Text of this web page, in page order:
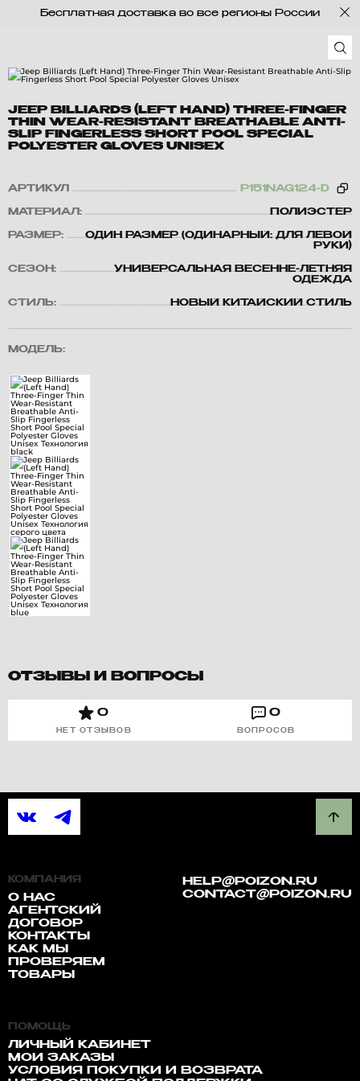
Бесплатная доставка во все регионы России
JEEP BILLIARDS (LEFT HAND) THREE-FINGER
THIN WEAR-RESISTANT BREATHABLE ANTI-
SLIP FINGERLESS SHORT POOL SPECIAL
POLYESTER GLOVES UNISEX
АРТИКУЛ P151NAG124-D
МАТЕРИАЛ: ПОЛИЭСТЕР
РАЗМЕР:
ОДИН РАЗМЕР (ОДИНАРНЫЙ: ДЛЯ ЛЕВОЙ
РУКИ)
СЕЗОН:
УНИВЕРСАЛЬНАЯ ВЕСЕННЕ-ЛЕТНЯЯ
ОДЕЖДА
СТИЛЬ: НОВЫЙ КИТАЙСКИЙ СТИЛЬ
МОДЕЛЬ:
ОТЗЫВЫ И ВОПРОСЫ
0
НЕТ ОТЗЫВОВ
0
ВОПРОСОВ
КОМПАНИЯ
О НАС
АГЕНТСКИЙ
ДОГОВОР
КОНТАКТЫ
КАК МЫ
ПРОВЕРЯЕМ
ТОВАРЫ
HELP@POIZON.RU
CONTACT@POIZON.RU
ПОМОЩЬ
ЛИЧНЫЙ КАБИНЕТ
МОИ ЗАКАЗЫ
УСЛОВИЯ ПОКУПКИ И ВОЗВРАТА